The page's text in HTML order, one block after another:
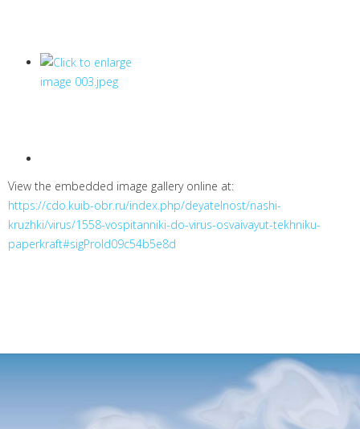
View the embedded image gallery online at:
https://cdo.kuib-obr.ru/index.php/deyatelnost/nashi-
kruzhki/virus/1558-vospitanniki-do-virus-osvaivayut-tekhniku-
paperkraft#sigProId09c54b5e8d